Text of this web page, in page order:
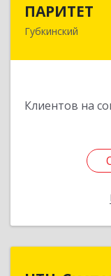
ПАРИТЕТ
Губкинский
Клиентов на
629830,